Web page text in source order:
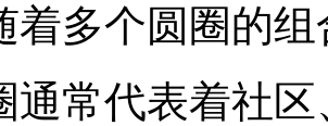
着多个圆圈的组
通常代表着社